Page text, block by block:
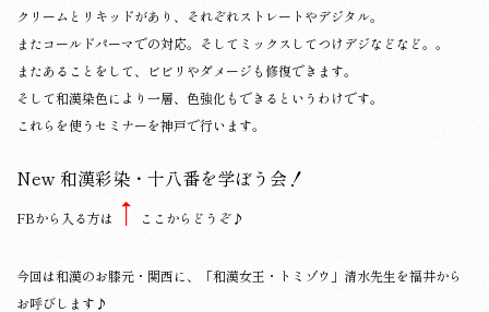
クリームとリキッドがあり、それぞれストレートやデジタル。
またコールドパーマでの対応。そしてミックスしてつけデジなどなど。。
またあることをして、ビビリやダメージも修復できます。
そして和漢染色により一層、色強化もできるというわけです。
これらを使うセミナーを神戸で行います。
New 和漢彩染・十八番を学ぼう会！
FBから入る方は ↑ ここからどうぞ♪
今回は和漢のお膝元・関西に、「和漢女王・トミゾウ」清水先生を福井から
お呼びします♪